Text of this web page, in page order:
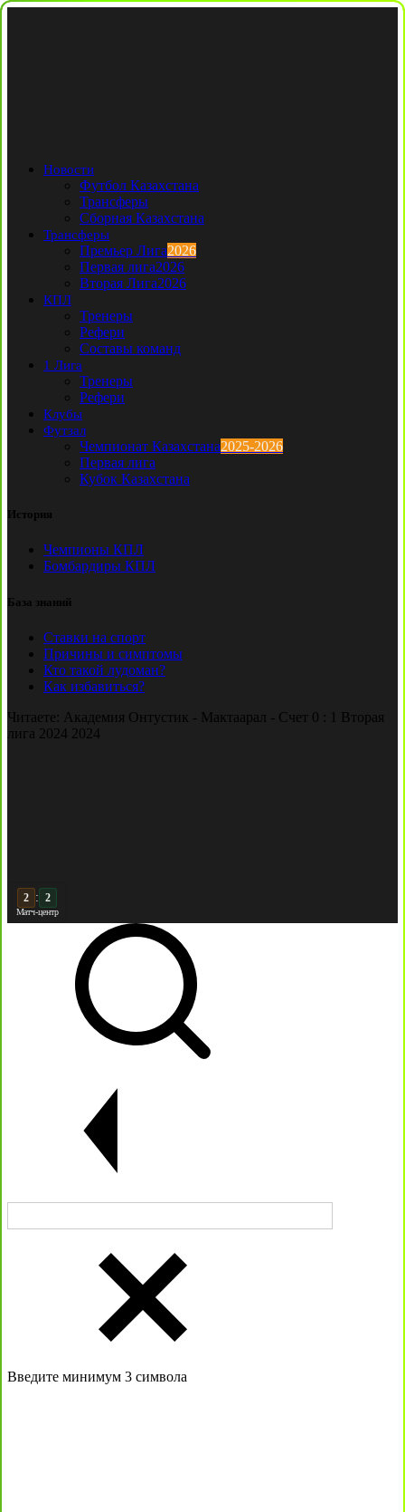
Новости
Футбол Казахстана
Трансферы
Сборная Казахстана
Трансферы
Премьер Лига2026
Первая лига2026
Вторая Лига2026
КПЛ
Тренеры
Рефери
Составы команд
1 Лига
Тренеры
Рефери
Клубы
Футзал
Чемпионат Казахстана2025-2026
Первая лига
Кубок Казахстана
История
Чемпионы КПЛ
Бомбардиры КПЛ
База знаний
Ставки на спорт
Причины и симптомы
Кто такой лудоман?
Как избавиться?
Читаете: Академия Онтустик - Мактаарал - Счет 0 : 1 Вторая
лига 2024 2024
3 : 2
Матч-центр
Введите минимум 3 символа